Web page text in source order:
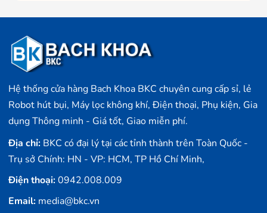
Hệ thống cửa hàng Bach Khoa BKC chuyên cung cấp sỉ, lẻ
Robot hút bụi, Máy lọc không khí, Điện thoại, Phụ kiện, Gia
dụng Thông minh - Giá tốt, Giao miễn phí.
Địa chỉ: BKC có đại lý tại các tỉnh thành trên Toàn Quốc -
Trụ sở Chính: HN - VP: HCM, TP Hồ Chí Minh,
Điện thoại:0942.008.009
Email: media@bkc.vn